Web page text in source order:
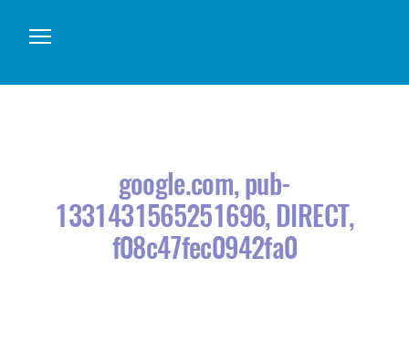
Контакти
google.com, pub-
1331431565251696, DIRECT,
f08c47fec0942fa0